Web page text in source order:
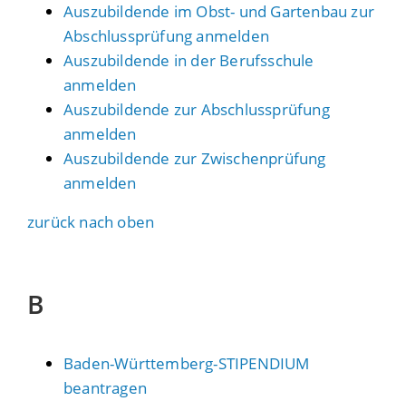
Auszubildende im Obst- und Gartenbau zur
Abschlussprüfung anmelden
Auszubildende in der Berufsschule
anmelden
Auszubildende zur Abschlussprüfung
anmelden
Auszubildende zur Zwischenprüfung
anmelden
zurück nach oben
B
Baden-Württemberg-STIPENDIUM
beantragen